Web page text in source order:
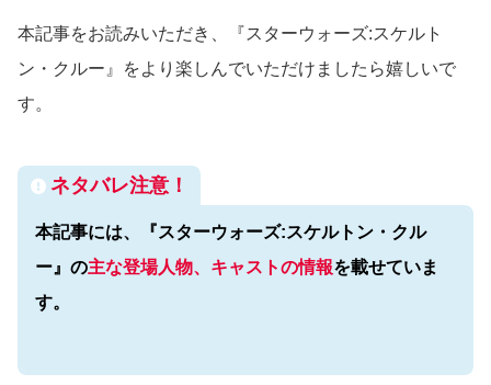
本記事をお読みいただき、『スターウォーズ:スケルト
ン・クルー』をより楽しんでいただけましたら嬉しいで
す。
ネタバレ注意！
本記事には、
『スターウォーズ:スケルトン・クル
ー』 の主な登場人物、キャストの情報を載せていま
す。